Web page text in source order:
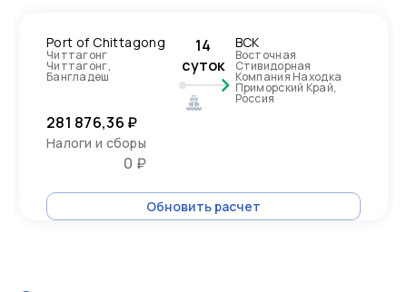
Port of Chittagong
Читтагонг
Читтагонг,
Бангладеш
14
суток
ВСК
Восточная
Стивидорная
Компания Находка
Приморский Край,
Россия
281 876,36 ₽
Налоги и сборы
0 ₽
Обновить расчет